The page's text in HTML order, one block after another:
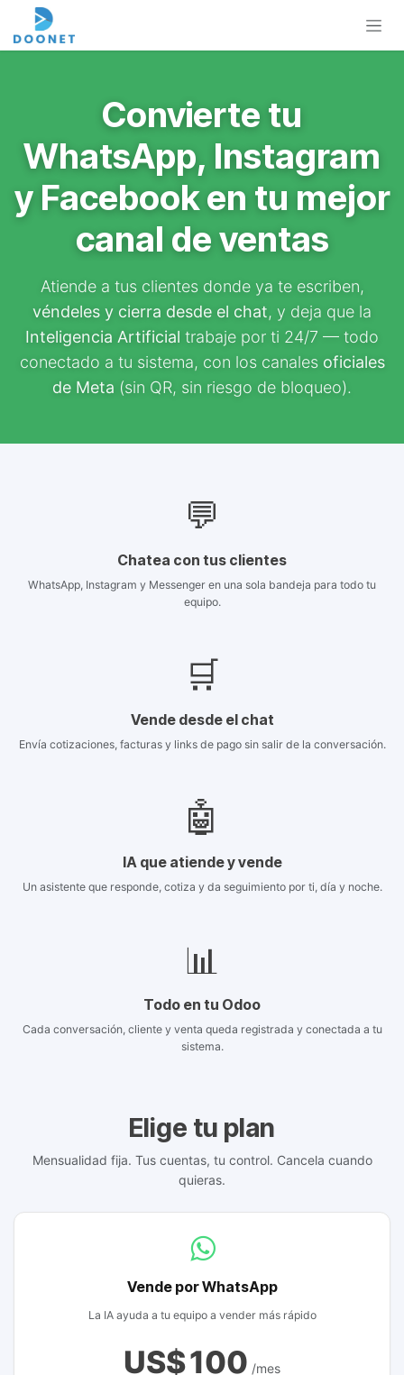
Ir al contenido
Convierte tu
WhatsApp, Instagram
y Facebook en tu mejor
canal de ventas
Atiende a tus clientes donde ya te escriben,
véndeles y cierra desde el chat, y deja que la
Inteligencia Artificial trabaje por ti 24/7 — todo
conectado a tu sistema, con los canales oficiales
de Meta (sin QR, sin riesgo de bloqueo).
💬
Chatea con tus clientes
WhatsApp, Instagram y Messenger en una sola bandeja para todo tu
equipo.
🛒
Vende desde el chat
Envía cotizaciones, facturas y links de pago sin salir de la conversación.
🤖
IA que atiende y vende
Un asistente que responde, cotiza y da seguimiento por ti, día y noche.
📊
Todo en tu Odoo
Cada conversación, cliente y venta queda registrada y conectada a tu
sistema.
Elige tu plan
Mensualidad fija. Tus cuentas, tu control. Cancela cuando
quieras.
Vende por WhatsApp
La IA ayuda a tu equipo a vender más rápido
US$100 /mes